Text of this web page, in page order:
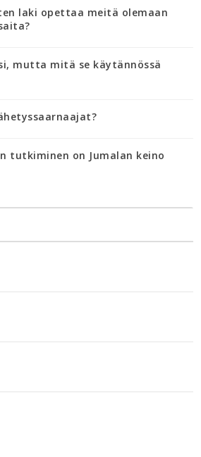
laki opettaa meitä olemaan
mutta mitä se käytännössä
tutkiminen on Jumalan keino